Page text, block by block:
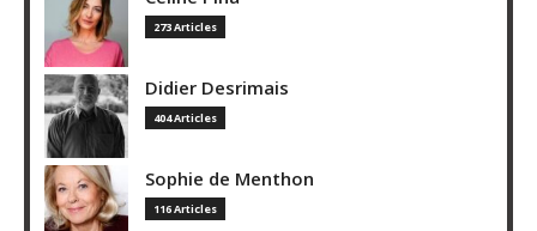
273 Articles
Didier Desrimais
404 Articles
Sophie de Menthon
116 Articles